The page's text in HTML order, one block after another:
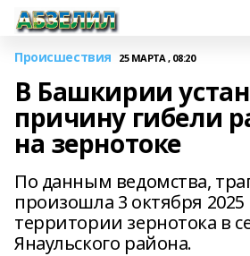
Происшествия 25 МАРТА , 08:20
В Башкирии
причину гибели
на зернотоке
По данным ведомства,
произошла 3 октября 2025
территории зернотока в
Янаульского района.